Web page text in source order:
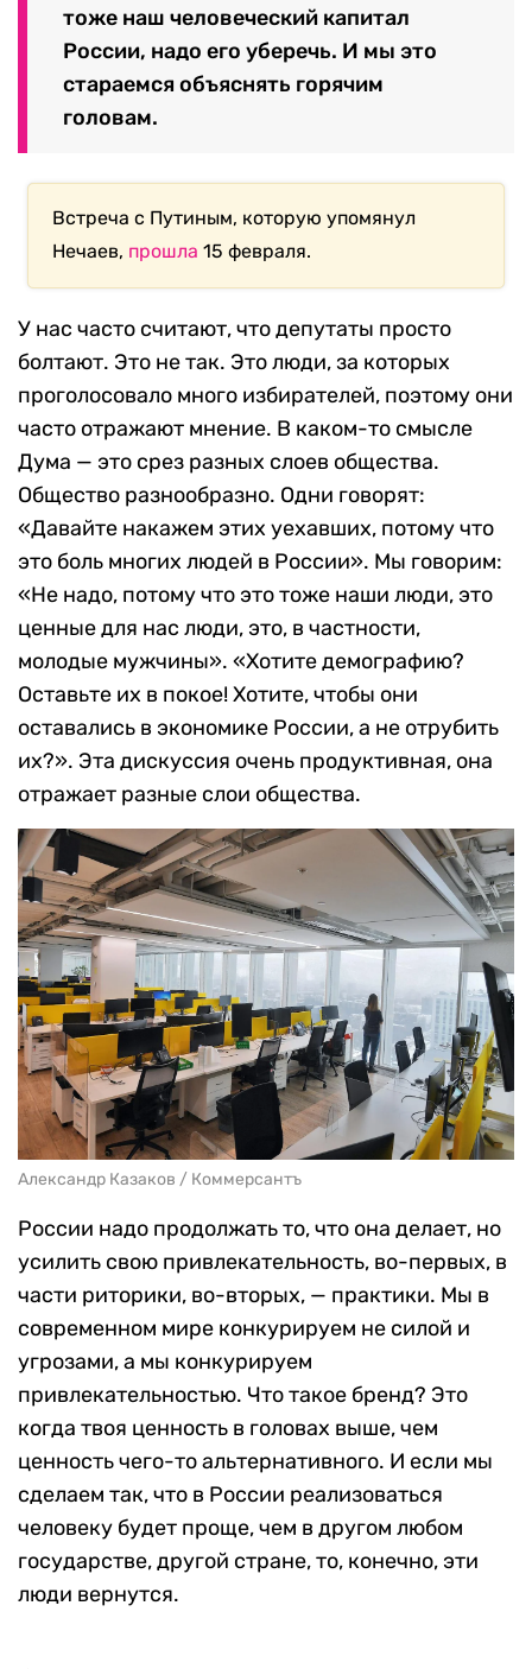
тоже наш человеческий капитал
России, надо его уберечь. И мы это
стараемся объяснять горячим
головам.
Встреча с Путиным, которую упомянул
Нечаев, прошла 15 февраля.
У нас часто считают, что депутаты просто
болтают. Это не так. Это люди, за которых
проголосовало много избирателей, поэтому они
часто отражают мнение. В каком-то смысле
Дума — это срез разных слоев общества.
Общество разнообразно. Одни говорят:
«Давайте накажем этих уехавших, потому что
это боль многих людей в России». Мы говорим:
«Не надо, потому что это тоже наши люди, это
ценные для нас люди, это, в частности,
молодые мужчины». «Хотите демографию?
Оставьте их в покое! Хотите, чтобы они
оставались в экономике России, а не отрубить
их?». Эта дискуссия очень продуктивная, она
отражает разные слои общества.
Александр Казаков / Коммерсантъ
России надо продолжать то, что она делает, но
усилить свою привлекательность, во-первых, в
части риторики, во-вторых, — практики. Мы в
современном мире конкурируем не силой и
угрозами, а мы конкурируем
привлекательностью. Что такое бренд? Это
когда твоя ценность в головах выше, чем
ценность чего-то альтернативного. И если мы
сделаем так, что в России реализоваться
человеку будет проще, чем в другом любом
государстве, другой стране, то, конечно, эти
люди вернутся.